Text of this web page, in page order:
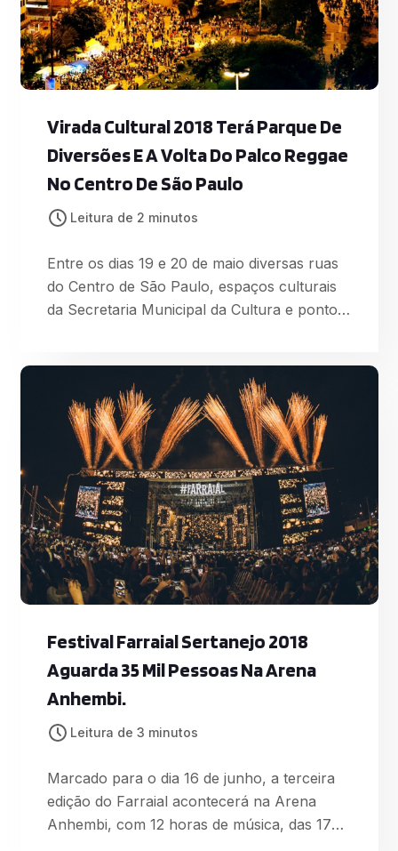
Virada Cultural 2018 Terá Parque De
Diversões E A Volta Do Palco Reggae
No Centro De São Paulo
Leitura de 2 minutos
Entre os dias 19 e 20 de maio diversas ruas
do Centro de São Paulo, espaços culturais
da Secretaria Municipal da Cultura e pontos
da Juventude, Centro Esportivo Tietê e
Chácara do Jockey, servirão de palco para
a apresentação das mais variadas atrações
que integram a programação da 14ª edição
da Vi
Festival Farraial Sertanejo 2018
Aguarda 35 Mil Pessoas Na Arena
Anhembi.
Leitura de 3 minutos
Marcado para o dia 16 de junho, a terceira
edição do Farraial acontecerá na Arena
Anhembi, com 12 horas de música, das 17h